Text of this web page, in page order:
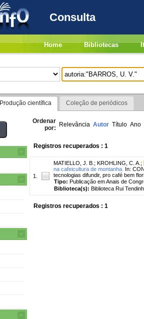
Consulta
Home Bibliotecas
Produção científica Coleção de periódicos
Ordenar
por: Relevância Autor Título Ano
Registros recuperados : 1
1.
MATIELLO, J. B. ; KROHLING, C. A. ;
na cafeicultura de montanha. In:
tecnologias difundir, pro café bem
Tipo: Publicação em Anais de
Biblioteca(s): Biblioteca Rui
Registros recuperados : 1